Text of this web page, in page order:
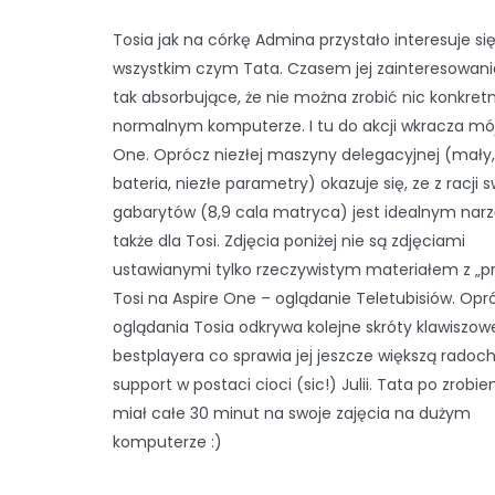
Tosia jak na córkę Admina przystało interesuje się
wszystkim czym Tata. Czasem jej
tak absorbujące, że nie można zrobić nic
normalnym komputerze. I tu do akcji wkracza
One. Oprócz niezłej maszyny delegacyjnej
bateria, niezłe parametry) okazuje się, ze z racji
gabarytów (8,9 cala matryca) jest idealnym
także dla Tosi. Zdjęcia poniżej nie są zdjęciami
ustawianymi tylko rzeczywistym materiałem z
Tosi na Aspire One – oglądanie Teletubisiów.
oglądania Tosia odkrywa kolejne skróty
bestplayera co sprawia jej jeszcze większą
support w postaci cioci (sic!) Julii. Tata po
miał całe 30 minut na swoje zajęcia na dużym
komputerze :)